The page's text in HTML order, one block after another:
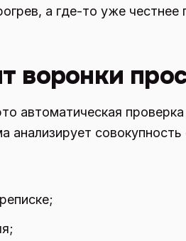
а где-то уже честнее
воронки
автоматическая
анализирует совокупность